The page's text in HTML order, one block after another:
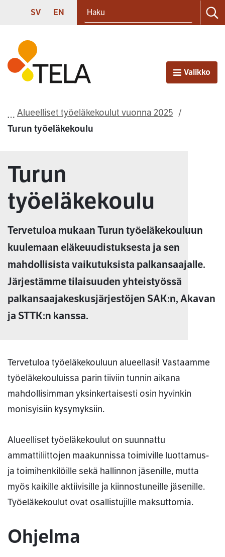
Siirry sisältöön
SVENSKA
SV ENGLISH
EN
Etusivu
AvaaValikko
Alueelliset työeläkekoulut vuonna 2025
Turun työeläkekoulu
Turun
työeläkekoulu
Tervetuloa mukaan Turun työeläkekouluun
kuulemaan eläkeuudistuksesta ja sen
mahdollisista vaikutuksista palkansaajalle.
Järjestämme tilaisuuden yhteistyössä
palkansaajakeskusjärjestöjen SAK:n, Akavan
ja STTK:n kanssa.
Tervetuloa työeläkekouluun alueellasi! Vastaamme
työeläkekouluissa parin tiiviin tunnin aikana
mahdollisimman yksinkertaisesti osin hyvinkin
monisyisiin kysymyksiin.
Alueelliset työeläkekoulut on suunnattu
ammattiliittojen maakunnissa toimiville luottamus-
ja toimihenkilöille sekä hallinnon jäsenille, mutta
myös kaikille aktiivisille ja kiinnostuneille jäsenille.
Työeläkekoulut ovat osallistujille maksuttomia.
Ohjelma